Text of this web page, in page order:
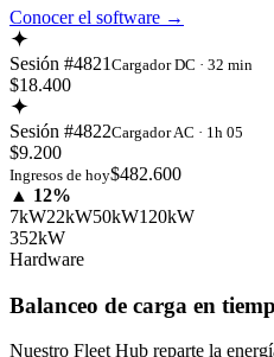
Conocer el software →
Sesión #4821 Cargador DC · 32 min
$18.400
Sesión #4822Cargador AC · 1h 05
$9.200
Ingresos de hoy$482.600
▲ 12%
7kW22kW50kW120kW
352kW
Hardware
Balanceo de carga en
Nuestro Fleet Hub reparte la